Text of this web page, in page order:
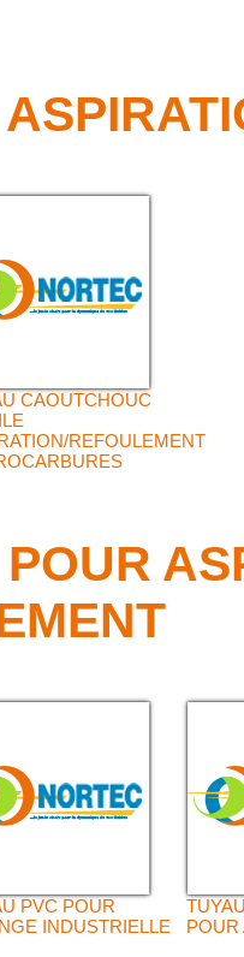
CAOUTCHOUC
REFOULEMENT
PVC POUR
INDUSTRIELLE
POUR